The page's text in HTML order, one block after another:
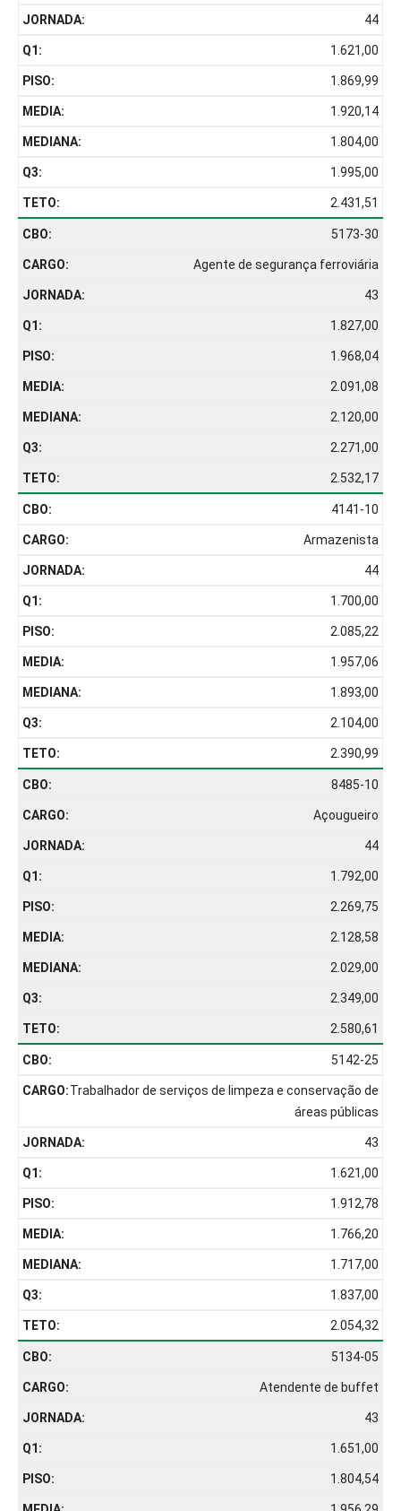
44
1.621,00
1.869,99
1.920,14
1.804,00
1.995,00
2.431,51
5173-30
Agente de segurança ferroviária
43
1.827,00
1.968,04
2.091,08
2.120,00
2.271,00
2.532,17
4141-10
Armazenista
44
1.700,00
2.085,22
1.957,06
1.893,00
2.104,00
2.390,99
8485-10
Açougueiro
44
1.792,00
2.269,75
2.128,58
2.029,00
2.349,00
2.580,61
5142-25
Trabalhador de serviços de limpeza e conservação de
áreas públicas
43
1.621,00
1.912,78
1.766,20
1.717,00
1.837,00
2.054,32
5134-05
Atendente de buffet
43
1.651,00
1.804,54